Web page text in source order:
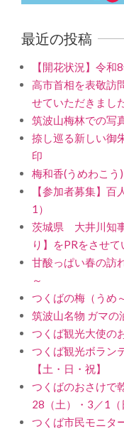
最近の投稿
【開花状況】令
高市首相を表敬訪
せていただきまし
筑波山梅林での写
捺し巡る新しい御
印
梅和香(うめわこう)
【参加者募集】
1）
茨城県 大井川知
り】をPRをさせ
甘酸っぱい春の訪
～
つくばの梅（うめ
筑波山名物 ガマの
つくば観光大使の
つくば観光ボラン
【土・日・祝】
つくばのおさけで
28（土）・3／1（
つくば市民モニタ